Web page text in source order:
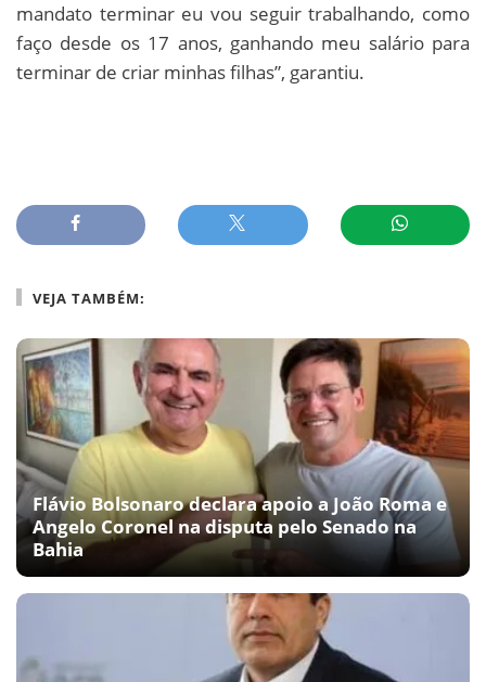
mandato terminar eu vou seguir trabalhando, como
faço desde os 17 anos, ganhando meu salário para
terminar de criar minhas filhas”, garantiu.
VEJA TAMBÉM:
Flávio Bolsonaro declara apoio a João Roma e
Angelo Coronel na disputa pelo Senado na
Bahia